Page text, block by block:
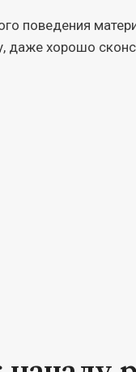
поведения
даже хорошо